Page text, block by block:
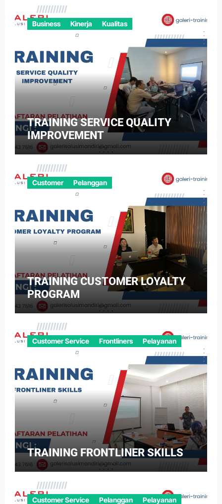
Business Kinerja Kualitas
TRAINING SERVICE QUALITY
IMPROVEMENT
Customer Pelanggan
TRAINING CUSTOMER LOYALTY
PROGRAM
Customer Service Frontliners Pelayanan
TRAINING FRONTLINER SKILLS
Customer Service Pelanggan Pelayanan